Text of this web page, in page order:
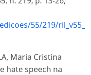
55/219/
Maria Cristina
hate speech na